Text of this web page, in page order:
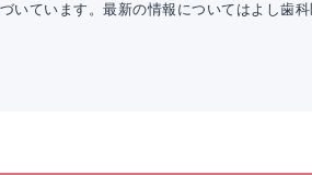
いています。最新の情報についてはよし歯